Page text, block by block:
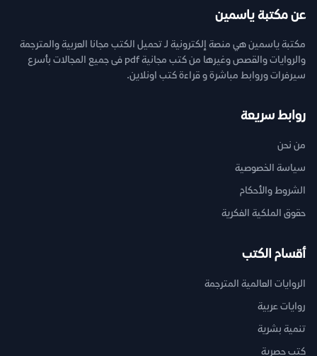
عن مكتبة ياسمين
مكتبة ياسمين هي منصة إلكترونية لـ تحميل الكتب مجانا العربية والمترجمة
والروايات والقصص وغيرها من كتب مجانية pdf فى جميع المجالات بأسرع
سيرفرات وروابط مباشرة و قراءة كتب اونلاين.
روابط سريعة
من نحن
سياسة الخصوصية
الشروط والأحكام
حقوق الملكية الفكرية
أقسام الكتب
الروايات العالمية المترجمة
روايات عربية
تنمية بشرية
كتب حصرية